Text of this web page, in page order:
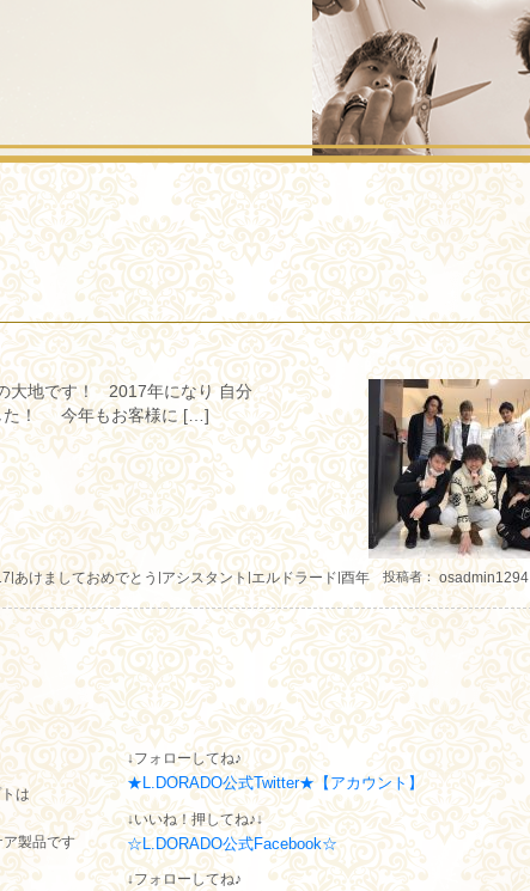
大地です！ 2017年になり 自分
た！ 今年もお客様に […]
|あけましておめでとう |アシスタント|エルドラード|酉年投稿者：osadmin1294
は
製品です
↓フォローしてね♪
★L.DORADO公式Twitter★【アカウント】
↓いいね！押してね♪↓
☆L.DORADO公式Facebook☆
↓フォローしてね♪